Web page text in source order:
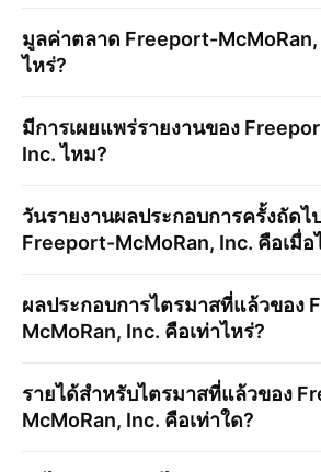
มูลค่าตลาด Freeport-McMoRan,
ไหร่?
มีการเผยแพร่รายงานของ
Inc.ไหม?
วันรายงานผลประกอบการครั้งถัดไ
Freeport-McMoRan, Inc. คือเมื่อ
ผลประกอบการไตรมาสที่แล้วของ
McMoRan, Inc. คือเท่าไหร่?
รายได้สำหรับไตรมาสที่แล้วของ
McMoRan, Inc. คือเท่าใด?